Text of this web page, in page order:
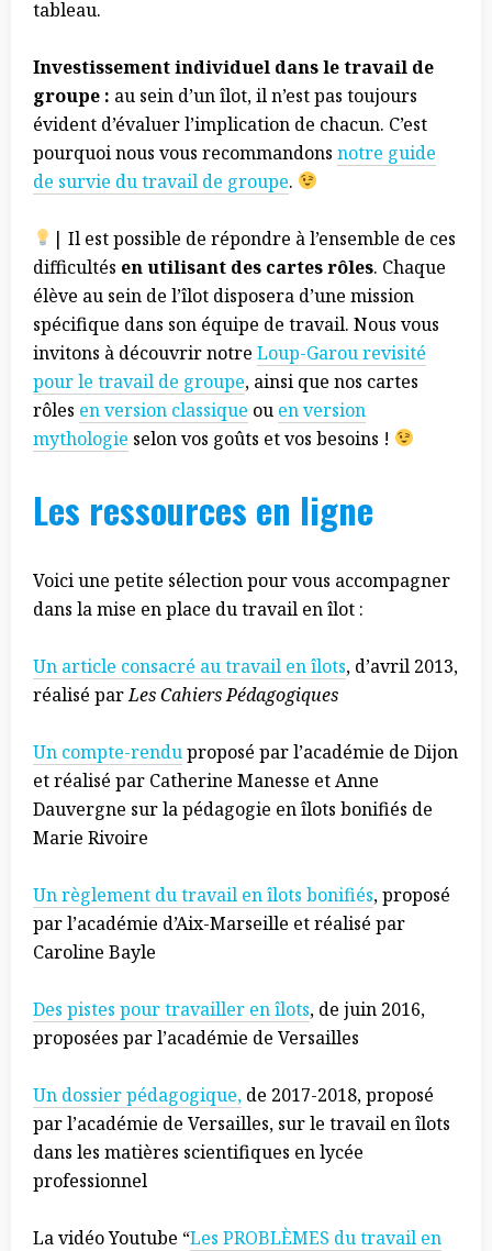
tableau.
Investissement individuel dans le travail de
groupe : au sein d’un îlot, il n’est pas toujours
évident d’évaluer l’implication de chacun. C’est
pourquoi nous vous recommandons notre guide
de survie du travail de groupe.
| Il est possible de répondre à l’ensemble de ces
difficultés en utilisant des cartes rôles. Chaque
élève au sein de l’îlot disposera d’une mission
spécifique dans son équipe de travail. Nous vous
invitons à découvrir notre Loup-Garou revisité
pour le travail de groupe, ainsi que nos cartes
rôles en version classique ou en version
mythologie selon vos goûts et vos besoins !
Les ressources en ligne
Voici une petite sélection pour vous accompagner
dans la mise en place du travail en îlot :
Un article consacré au travail en îlots, d’avril 2013,
réalisé parLes Cahiers Pédagogiques
Un compte-renduproposé par l’académie de Dijon
et réalisé par Catherine Manesse et Anne
Dauvergne sur la pédagogie en îlots bonifiés de
Marie Rivoire
Un règlement du travail en îlots bonifiés, proposé
par l’académie d’Aix-Marseille et réalisé par
Caroline Bayle
Des pistes pour travailler en îlots, de juin 2016,
proposées par l’académie de Versailles
Un dossier pédagogique, de 2017-2018, proposé
par l’académie de Versailles, sur le travail en îlots
dans les matières scientifiques en lycée
professionnel
La vidéo Youtube “Les PROBLÈMES du travail en